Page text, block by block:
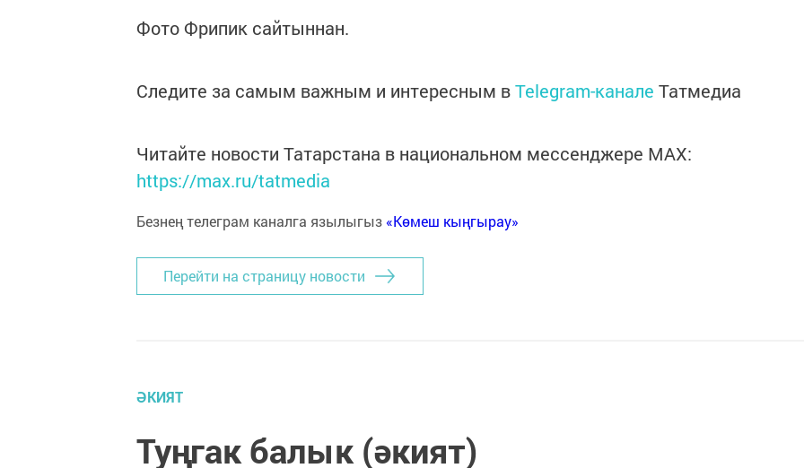
Фото Фрипик сайтыннан.
Следите за самым важным и интересным вTelegram-канале Татмедиа
Читайте новости Татарстана в национальном мессенджере MАХ:
https://max.ru/tatmedia
Безнең телеграм каналга язылыгыз «Көмеш кыңгырау»
Перейти на страницу новости
ӘКИЯТ
Туңгак балык (әкият)